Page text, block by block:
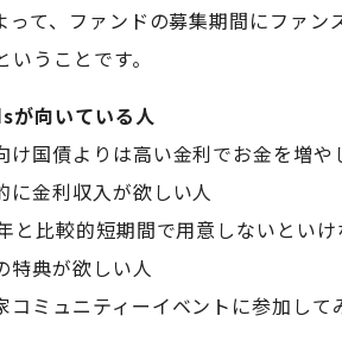
って、ファンドの募集期間にファ
うことです。
向いている人
け国債よりは高い金利でお金を増や
に金利収入が欲しい人
と比較的短期間で用意しないとい
特典が欲しい人
コミュニティーイベントに参加して